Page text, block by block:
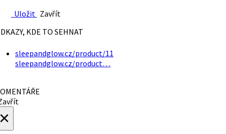
Uložit Zavřít
KDE TO SEHNAT
sleepandglow.cz/product/11
sleepandglow.cz/product…